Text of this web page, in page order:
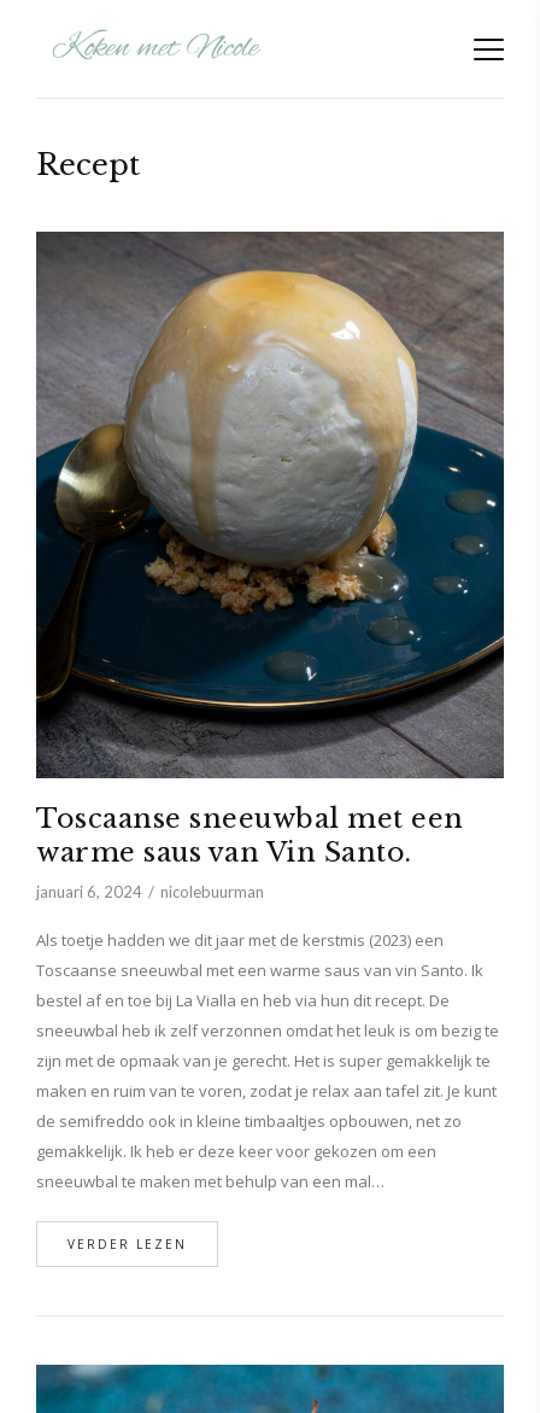
Recept
Toscaanse sneeuwbal met een
warme saus van Vin Santo.
januari 6, 2024 nicolebuurman
Als toetje hadden we dit jaar met de kerstmis (2023) een
Toscaanse sneeuwbal met een warme saus van vin Santo. Ik
bestel af en toe bij La Vialla en heb via hun dit recept. De
sneeuwbal heb ik zelf verzonnen omdat het leuk is om bezig te
zijn met de opmaak van je gerecht. Het is super gemakkelijk te
maken en ruim van te voren, zodat je relax aan tafel zit. Je kunt
de semifreddo ook in kleine timbaaltjes opbouwen, net zo
gemakkelijk. Ik heb er deze keer voor gekozen om een
sneeuwbal te maken met behulp van een mal…
VERDER LEZEN